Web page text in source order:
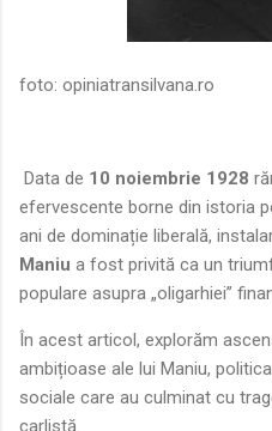
foto: opiniatransilvana.ro
Data de 10 noiembrie 1928
efervescente borne din istoria
ani de dominație liberală,
Maniu a fost privită ca un
populare asupra „oligarhiei”
În acest articol, explorăm
ambițioase ale lui Maniu,
sociale care au culminat cu
carlistă.